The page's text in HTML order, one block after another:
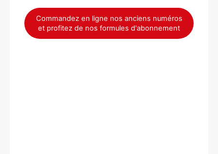
Commandez en ligne nos anciens numéros
et profitez de nos formules d'abonnement